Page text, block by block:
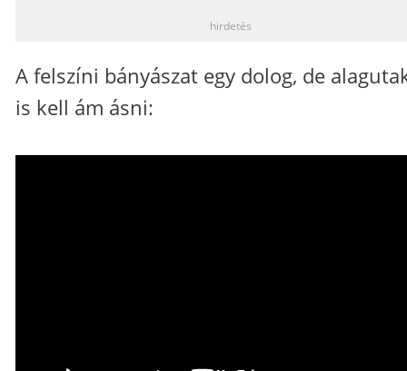
hirdetés
A felszíni bányászat egy dolog, de
is kell ám ásni: